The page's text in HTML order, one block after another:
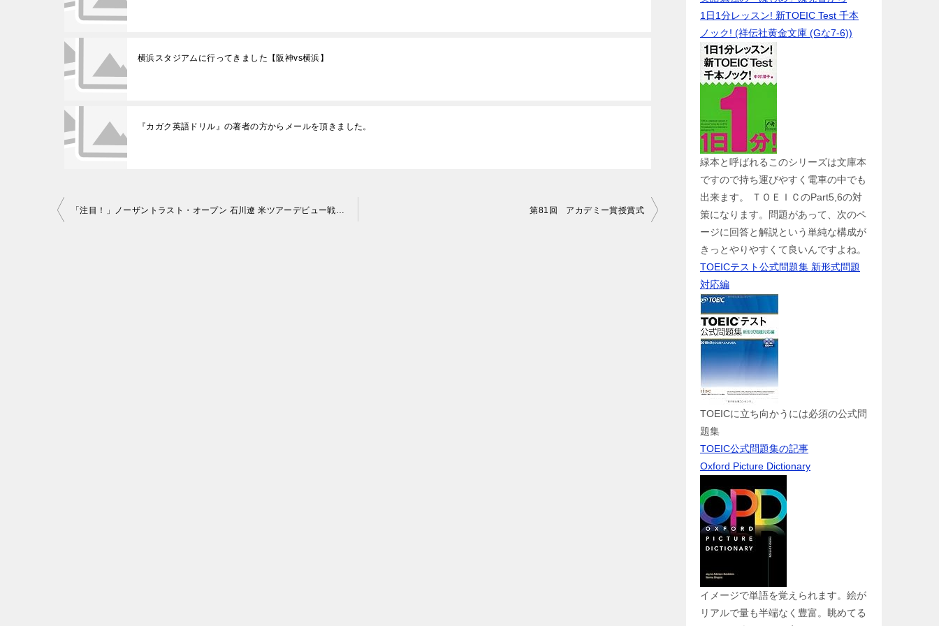
横浜スタジアムに行ってきました【阪神vs横浜】
『カガク英語ドリル』の著者の方からメールを頂きました。
投
「注目！」ノーザントラスト・オープン 石川遼 米ツアーデビュー戦の目標は予選突破 第81回 アカデミー賞授賞式
1日1分レッスン! 新TOEIC Test 千本
ノック! (祥伝社黄金文庫 (Gな7-6))
緑本と呼ばれるこのシリーズは文庫本
ですので持ち運びやすく電車の中でも
出来ます。 ＴＯＥＩＣのPart5,6の対
策になります。問題があって、次のペ
ージに回答と解説という単純な構成が
きっとやりやすくて良いんですよね。
TOEICテスト公式問題集 新形式問題
対応編
TOEICに立ち向かうには必須の公式問
題集
TOEIC公式問題集の記事
Oxford Picture Dictionary
イメージで単語を覚えられます。絵が
リアルで量も半端なく豊富。眺めてる